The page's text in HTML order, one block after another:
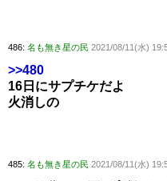
486: 名も無き星の民 2021/08/11(水)
>>480
16日にサプチケだよ
火消しの
485: 名も無き星の民 2021/08/11(水)